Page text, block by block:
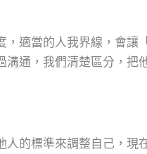
適當的人我界線，會
通，我們清楚區分，把
的標準來調整自己，